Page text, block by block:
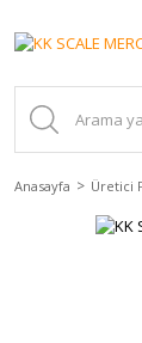
Anasayfa Üretici